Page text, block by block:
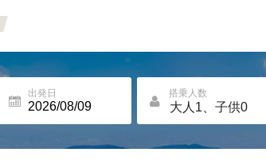
出発日 搭乗人数